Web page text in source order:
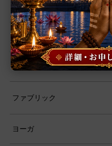
お香
プージャー用品
プージャー・サービス
ファブリック
ヨーガ